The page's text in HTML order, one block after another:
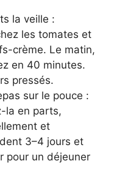
la veille :
les tomates et
crème. Le matin,
en 40 minutes.
pressés.
sur le pouce :
la en parts,
et
3–4 jours et
pour un déjeuner